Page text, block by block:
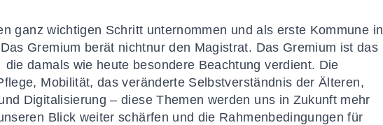
ganz wichtigen Schritt unternommen und als erste Kommune in
Gremium berät nichtnur den Magistrat. Das Gremium ist das
damals wie heute besondere Beachtung verdient. Die
Mobilität, das veränderte Selbstverständnis der Älteren,
Digitalisierung – diese Themen werden uns in Zukunft mehr
Blick weiter schärfen und die Rahmenbedingungen für